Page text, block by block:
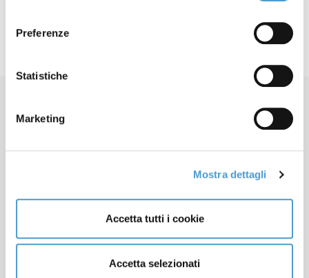
Preferenze
Statistiche
Marketing
Mostra dettagli
Accetta tutti i cookie
Accetta selezionati
Apertura sedi locali
Cookie Policy
Informativa Privacy